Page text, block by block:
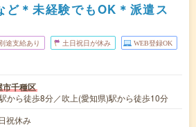
ど＊未経験でもOK＊派遣ス
途支給あり 土日祝日が休み WEB登録OK
市千種区
から徒歩8分／吹上(愛知県)駅から徒歩10分
祝休み